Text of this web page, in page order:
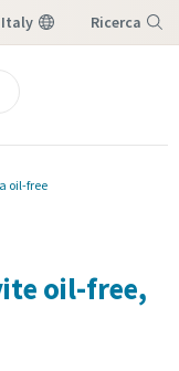
Italy Ricerca
oil-free
oil-free,